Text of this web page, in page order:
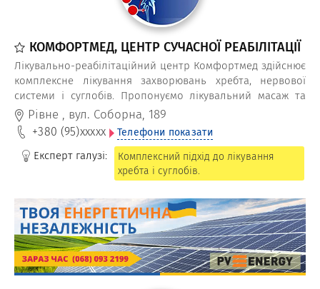
КОМФОРТМЕД, ЦЕНТР СУЧАСНОЇ РЕАБІЛІТАЦІЇ
Лікувально-реабілітаційний центр Комфортмед здійснює
комплексне лікування захворювань хребта, нервової
системи і суглобів. Пропонуємо лікувальний масаж та
ЛФК, дошку Євмінова та комп’ютерне витягування хребта.
Рівне , вул. Соборна, 189
+380 (95)xxxxx Телефони показати
Експерт галузі:
Комплексний підхід до лікування
хребта і суглобів.